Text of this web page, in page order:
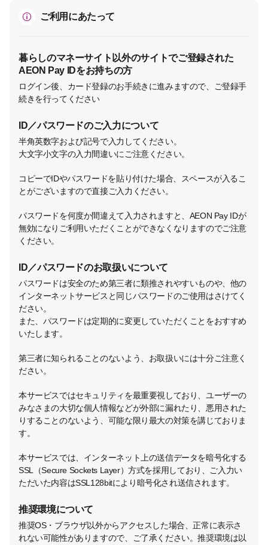
ご利用にあたって
暮らしのマネーサイト以外のサイトでご登録された
AEON Pay IDをお持ちの方
ログイン後、カード登録のお手続きに進みますので、ご登録手
続きを行ってください
ID／パスワードのご入力について
半角英数字および記号で入力してください。
大文字小文字の入力間違いにご注意ください。
コピーでIDやパスワードを貼り付けた場合、スペースが入るこ
とがございますので直接ご入力ください。
パスワードを何度か間違えて入力されますと、AEON Pay IDが
無効になりご利用いただくことができなくなりますのでご注意
ください。
ID／パスワードのお取扱いについて
パスワードは安全のため第三者に類推されやすいものや、他の
インターネットサービスと同じパスワードのご使用はさけてく
ださい。
また、パスワードは定期的に変更していただくことをおすすめ
いたします。
第三者に知られることのないよう、お取扱いには十分ご注意く
ださい。
本サービスではセキュリティを最重要視しており、ユーザーの
みなさまの大切な個人情報などが外部に漏れたり、悪用された
りすることのないよう、可能な限り最大の対策を講じておりま
す。
本サービスでは、インターネット上の送信データを暗号化する
SSL（Secure Sockets Layer）方式を採用しており、ご入力い
ただいた内容はSSL128bitにより暗号化され送信されます。
推奨環境について
推奨OS・ブラウザ以外からアクセスした場合、正常に表示さ
れない可能性がありますので、ご了承ください。推奨環境は以